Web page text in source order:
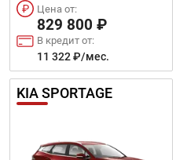
Цена от:
829 800 ₽
В кредит от:
11 322 ₽/мес.
KIA SPORTAGE